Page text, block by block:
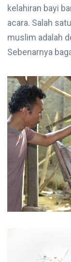
kelahiran bayi
acara. Salah
muslim adalah
Sebenarnya